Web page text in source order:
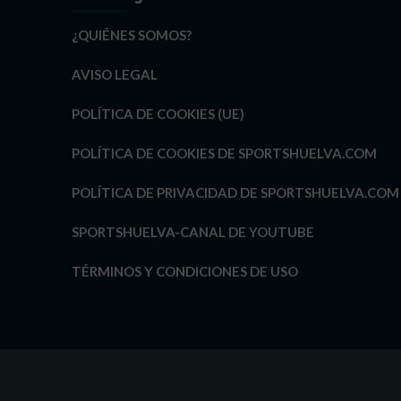
¿QUIÉNES SOMOS?
AVISO LEGAL
POLÍTICA DE COOKIES (UE)
POLÍTICA DE COOKIES DE SPORTSHUELVA.COM
POLÍTICA DE PRIVACIDAD DE SPORTSHUELVA.COM
SPORTSHUELVA-CANAL DE YOUTUBE
TÉRMINOS Y CONDICIONES DE USO